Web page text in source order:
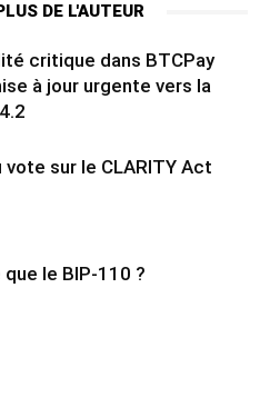
DE L'AUTEUR
critique dans BTCPay
à jour urgente vers la
vote sur le CLARITY Act
que le BIP-110 ?